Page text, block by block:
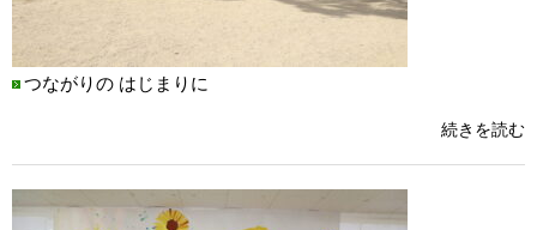
つながりの はじまりに
続きを読む